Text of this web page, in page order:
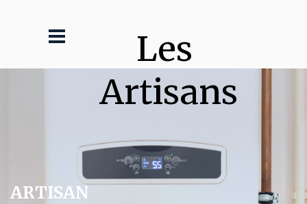
Les
Artisans
ARTISAN